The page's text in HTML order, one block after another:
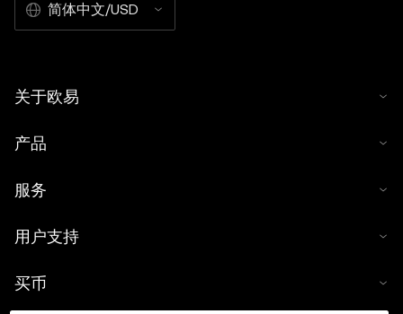
简体中文/USD
关于欧易
产品
服务
用户支持
买币